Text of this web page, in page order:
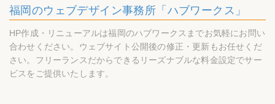
福岡のウェブデザイン事務所「ハブワークス」
HP作成・リニューアルは福岡のハブワークスまでお気軽にお問い
合わせください。ウェブサイト公開後の修正・更新もお任せくだ
さい。フリーランスだからできるリーズナブルな料金設定でサー
ビスをご提供いたします。